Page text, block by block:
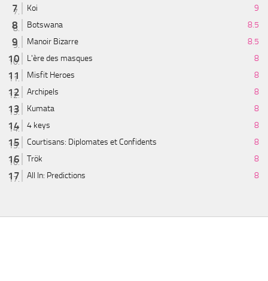
Koi
9
Botswana
8.5
Manoir Bizarre
8.5
L'ère des masques
8
Misfit Heroes
8
Archipels
8
Kumata
8
4 keys
8
Courtisans: Diplomates et Confidents
8
Trök
8
All In: Predictions
8